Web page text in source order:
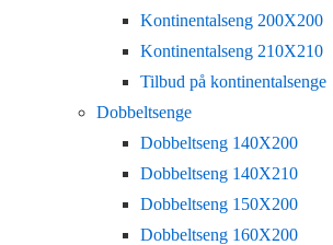
Kontinentalseng 200X200
Kontinentalseng 210X210
Tilbud på kontinentalsenge
Dobbeltsenge
Dobbeltseng 140X200
Dobbeltseng 140X210
Dobbeltseng 150X200
Dobbeltseng 160X200